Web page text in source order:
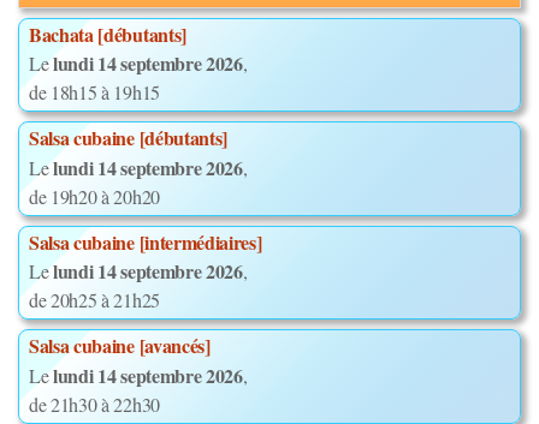
Bachata [débutants]
Lelundi 14 septembre 2026,
de 18h15 à 19h15
Salsa cubaine [débutants]
Lelundi 14 septembre 2026,
de 19h20 à 20h20
Salsa cubaine [intermédiaires]
Lelundi 14 septembre 2026,
de 20h25 à 21h25
Salsa cubaine [avancés]
Lelundi 14 septembre 2026,
de 21h30 à 22h30